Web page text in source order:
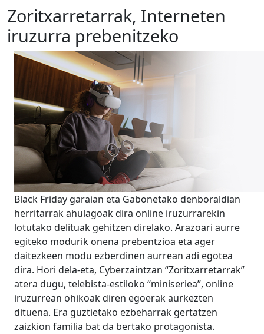
Zoritxarretarrak, Interneten
iruzurra prebenitzeko
Black Friday garaian eta Gabonetako denboraldian
herritarrak ahulagoak dira online iruzurrarekin
lotutako delituak gehitzen direlako. Arazoari aurre
egiteko modurik onena prebentzioa eta ager
daitezkeen modu ezberdinen aurrean adi egotea
dira. Hori dela-eta, Cyberzaintzan “Zoritxarretarrak”
atera dugu, telebista-estiloko “miniseriea”, online
iruzurrean ohikoak diren egoerak aurkezten
dituena. Era guztietako ezbeharrak gertatzen
zaizkion familia bat da bertako protagonista.